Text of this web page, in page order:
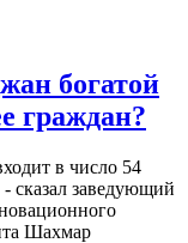
богатой
граждан?
в число 54
сказал заведующий
Шахмар